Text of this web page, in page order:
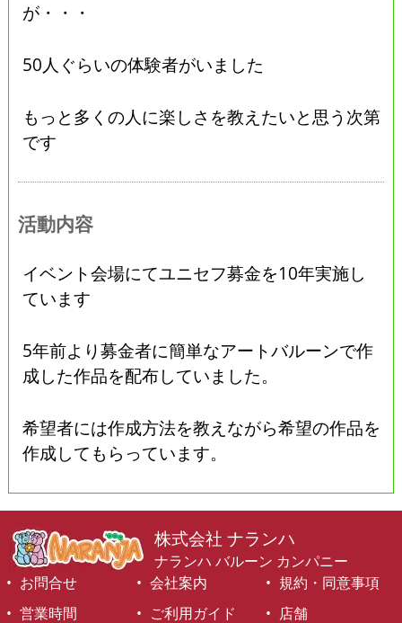
が・・・
50人ぐらいの体験者がいました
もっと多くの人に楽しさを教えたいと思う次第
です
活動内容
イベント会場にてユニセフ募金を10年実施し
ています
5年前より募金者に簡単なアートバルーンで作
成した作品を配布していました。
希望者には作成方法を教えながら希望の作品を
作成してもらっています。
株式会社 ナランハ
ナランハ バルーン カンパニー
お問合せ
会社案内
規約・同意事項
営業時間
ご利用ガイド 店舗